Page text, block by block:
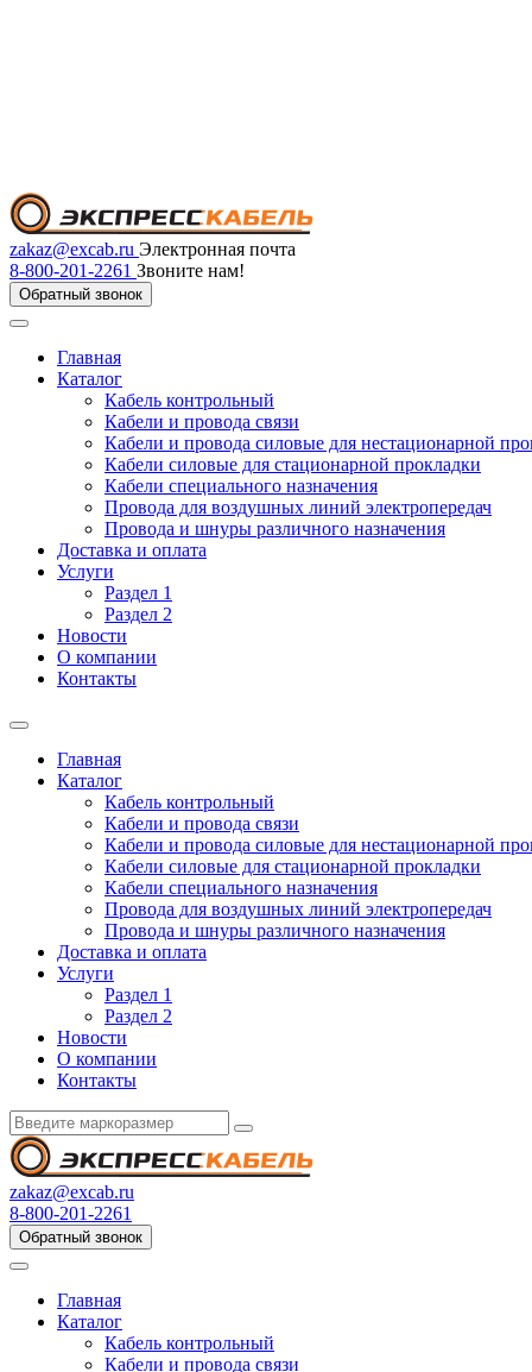
zakaz@excab.ru Электронная почта
8-800-201-2261 Звоните нам!
Обратный звонок
Главная
Каталог
Кабель контрольный
Кабели и провода связи
Кабели и провода силовые для нестационарной
Кабели силовые для стационарной прокладки
Кабели специального назначения
Провода для воздушных линий электропередач
Провода и шнуры различного назначения
Доставка и оплата
Услуги
Раздел 1
Раздел 2
Новости
О компании
Контакты
Главная
Каталог
Кабель контрольный
Кабели и провода связи
Кабели и провода силовые для нестационарной
Кабели силовые для стационарной прокладки
Кабели специального назначения
Провода для воздушных линий электропередач
Провода и шнуры различного назначения
Доставка и оплата
Услуги
Раздел 1
Раздел 2
Новости
О компании
Контакты
zakaz@excab.ru
8-800-201-2261
Обратный звонок
Главная
Каталог
Кабель контрольный
Кабели и провода связи